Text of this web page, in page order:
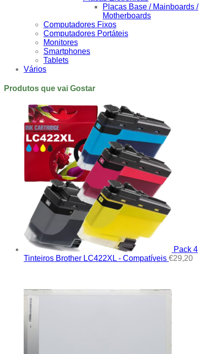
Placas Base / Mainboards /
Motherboards
Computadores Fixos
Computadores Portáteis
Monitores
Smartphones
Tablets
Vários
Produtos que vai Gostar
Pack 4
Tinteiros Brother LC422XL - Compatíveis €29,20